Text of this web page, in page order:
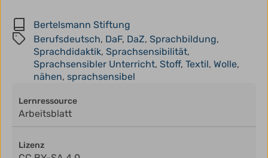
Bertelsmann Stiftung
Berufsdeutsch, DaF, DaZ, Sprachbildung,
Sprachdidaktik, Sprachsensibilität,
Sprachsensibler Unterricht, Stoff, Textil, Wolle,
nähen, sprachsensibel
Lernressource
Arbeitsblatt
Lizenz